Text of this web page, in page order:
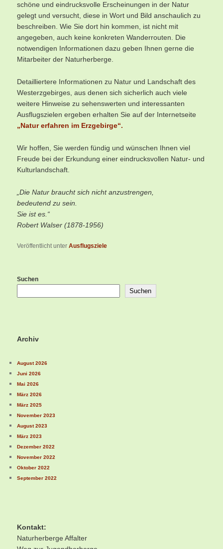
schöne und eindrucksvolle Erscheinungen in der Natur
gelegt und versucht, diese in Wort und Bild anschaulich zu
beschreiben. Wie Sie dort hin kommen, ist nicht mit
angegeben, auch keine konkreten Wanderrouten. Die
notwendigen Informationen dazu geben Ihnen gerne die
Mitarbeiter der Naturherberge.
Detailliertere Informationen zu Natur und Landschaft des
Westerzgebirges, aus denen sich sicherlich auch viele
weitere Hinweise zu sehenswerten und interessanten
Ausflugszielen ergeben erhalten Sie auf der Internetseite
„Natur erfahren im Erzgebirge“.
Wir hoffen, Sie werden fündig und wünschen Ihnen viel
Freude bei der Erkundung einer eindrucksvollen Natur- und
Kulturlandschaft.
„Die Natur braucht sich nicht anzustrengen,
bedeutend zu sein.
Sie ist es.“
Robert Walser (1878-1956)
Veröffentlicht unter Ausflugsziele
Suchen
Suchen
Archiv
August 2026
Juni 2026
Mai 2026
März 2026
März 2025
November 2023
August 2023
März 2023
Dezember 2022
November 2022
Oktober 2022
September 2022
Kontakt:
Naturherberge Affalter